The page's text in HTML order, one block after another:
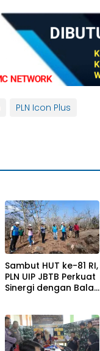
PLN Icon Plus
Sambut HUT ke-81 RI,
PLN UIP JBTB Perkuat
Sinergi dengan Balai
Rencana Proyek
SUTET 500 kV Paiton–
Watudodol/Kalipuro